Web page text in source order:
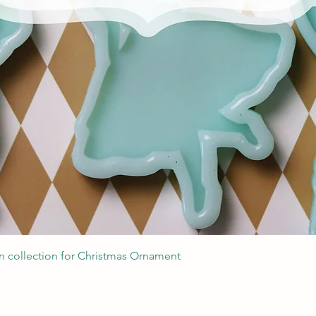
Podgląd
collection for Christmas Ornament